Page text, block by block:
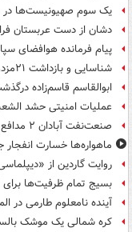
یک‌ سوم صهیونیست‌ها در
دشان از دست عربستان
پیام فرمانده هوافضای
شناسایی و بازداشت ۲۱مزدور موساد در کرمان
ابوالقاسم قاسم‌زاده
عملیات امنیتی حشد
صنعت‌نفت آبادان ۲ مدافع جدید جذب کرد
ماهواره‌ها خسارت انفجار
روایت گاردین از
بسیج تمام ظرفیت‌ها برای
آینده نامعلوم طارمی در
کره شمالی یک موشک